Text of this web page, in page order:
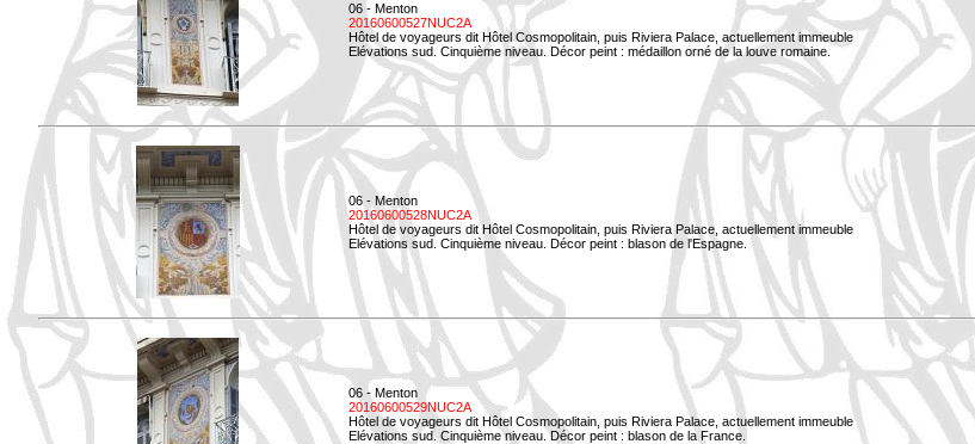
06 - Menton
20160600527NUC2A
Hôtel de voyageurs dit Hôtel Cosmopolitain, puis Riviera Palace, actuellement immeuble
Elévations sud. Cinquième niveau. Décor peint : médaillon orné de la louve romaine.
06 - Menton
20160600528NUC2A
Hôtel de voyageurs dit Hôtel Cosmopolitain, puis Riviera Palace, actuellement immeuble
Elévations sud. Cinquième niveau. Décor peint : blason de l'Espagne.
06 - Menton
20160600529NUC2A
Hôtel de voyageurs dit Hôtel Cosmopolitain, puis Riviera Palace, actuellement immeuble
Elévations sud. Cinquième niveau. Décor peint : blason de la France.